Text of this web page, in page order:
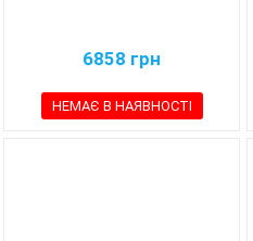
6858 грн
НЕМАЄ В НАЯВНОСТІ